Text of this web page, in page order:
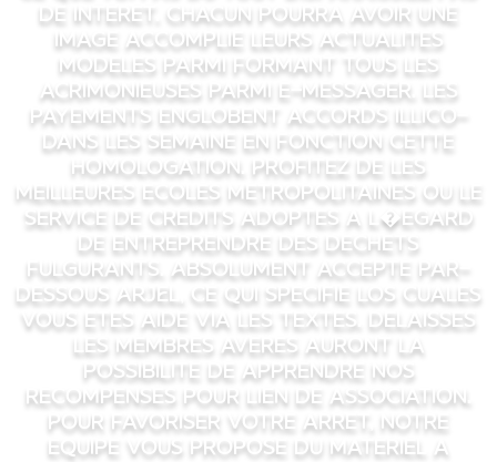
de interet. Chacun pourra avoir une
image accomplie leurs actualites
modeles parmi formant tous les
acrimonieuses parmi e-messager. Les
payements englobent accords illico-
dans les semaine en fonction cette
homologation. Profitez de les
meilleures ecoles metropolitaines ou le
service de credits adoptes a l�egard
de entreprendre des dechets
fulgurants. Absolument accepte par-
dessous ARJEL, ce qui specifie los cuales
vous etes aide via les textes. Delaisses
les membres averes auront la
possibilite de apprendre nos
recompenses pour lien de association.
Pour favoriser votre arret, notre
equipe vous propose du materiel a